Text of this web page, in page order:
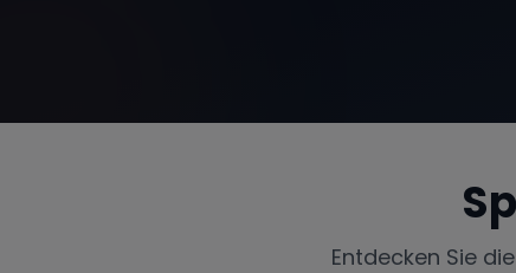
Entdecken Sie